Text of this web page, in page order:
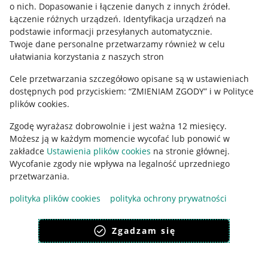
o nich. Dopasowanie i łączenie danych z innych źródeł.
Łączenie różnych urządzeń. Identyfikacja urządzeń na
podstawie informacji przesyłanych automatycznie.
Twoje dane personalne przetwarzamy również w celu
ułatwiania korzystania z naszych stron
Cele przetwarzania szczegółowo opisane są w ustawieniach
dostępnych pod przyciskiem: “ZMIENIAM ZGODY” i w Polityce
plików cookies.
Zgodę wyrażasz dobrowolnie i jest ważna 12 miesięcy.
Możesz ją w każdym momencie wycofać lub ponowić w
zakładce Ustawienia plików cookies na stronie głównej.
Wycofanie zgody nie wpływa na legalność uprzedniego
przetwarzania.
polityka plików cookies
polityka ochrony prywatności
Zgadzam się
Regulamin
Polityka plików "cookies"
Ustawienia plików "cookies"
Udostępnianie lokalizacji
Informacje dla Aktu o Usługach Cyfrowych
Pobierz aplikację